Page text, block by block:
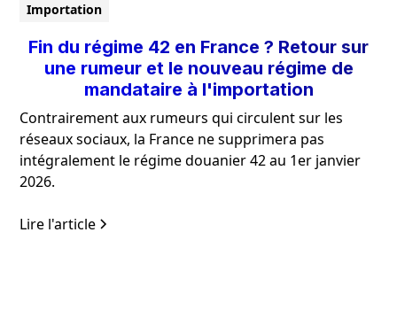
Importation
Fin du régime 42 en France ? Retour sur
une rumeur et le nouveau régime de
mandataire à l'importation
Contrairement aux rumeurs qui circulent sur les
réseaux sociaux, la France ne supprimera pas
intégralement le régime douanier 42 au 1er janvier
2026.
Lire l'article